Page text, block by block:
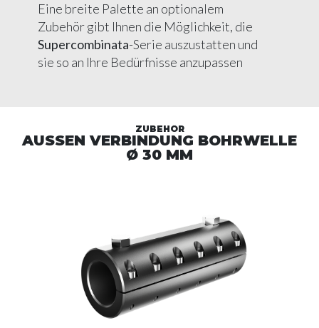
Eine breite Palette an optionalem
Zubehör gibt Ihnen die Möglichkeit, die
Supercombinata-Serie auszustatten und
sie so an Ihre Bedürfnisse anzupassen
ZUBEHÖR
AUSSEN VERBINDUNG BOHRWELLE
Ø 30 MM